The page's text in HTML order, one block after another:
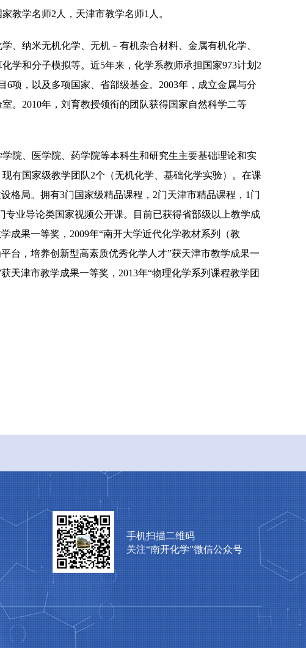
家教学名师2 人，天津市教学名师1 人。
、纳米无机化学、无机－有机杂合材料、金属有机化学、
学和分子模拟等。近5年来，化学系教师承担国家973计划 2
6项，以及多项国家、省部级基金。 2003年，成立金属与分
。 2010年，刘育教授领衔的团队获得国家自然科学二等
院、医学院、药学院等本科生和研究生主要基础理论和实
有国家级教学团队2个（无机化学、基础化学实验）。在课
格局。拥有3门国家级精品课程， 2门天津市精品课程， 1 门
专业导论类国家视频公开课。目前已获得省部级以上教学成
成果一等奖， 2009年“南开大学近代化学教材系列（教
台，培养创新型高素质优秀化学人才”获天津市教学成果一
天津市教学成果一等奖， 2013年“物理化学系列课程教学团
手机扫描二维码
关注“南开化学”微信公众号